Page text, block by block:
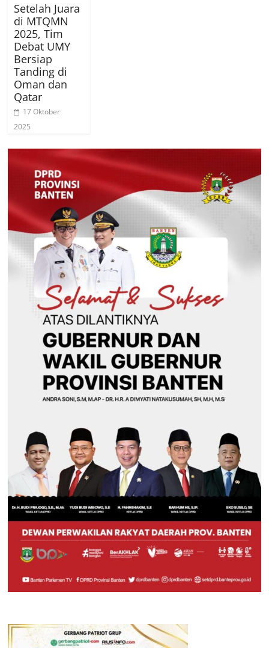
Setelah Juara
di MTQMN
2025, Tim
Debat UMY
Bersiap
Tanding di
Oman dan
Qatar
17 Oktober
2025